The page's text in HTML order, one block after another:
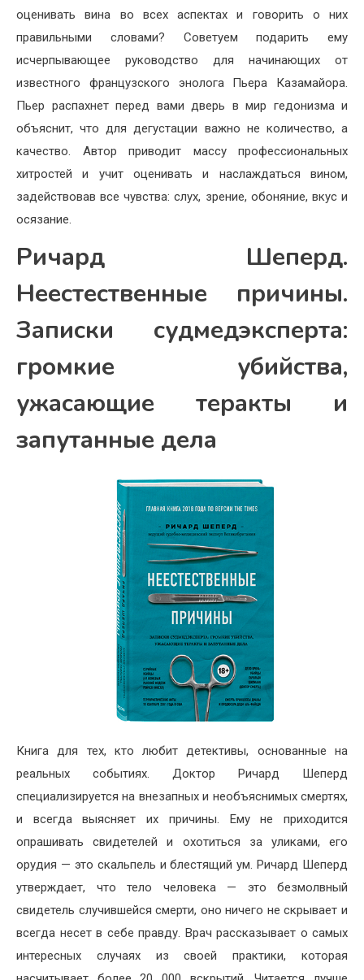
оценивать вина во всех аспектах и говорить о них
правильными словами? Советуем подарить ему
исчерпывающее руководство для начинающих от
известного французского энолога Пьера Казамайора.
Пьер распахнет перед вами дверь в мир гедонизма и
объяснит, что для дегустации важно не количество, а
качество. Автор приводит массу профессиональных
хитростей и учит оценивать и наслаждаться вином,
задействовав все чувства: слух, зрение, обоняние, вкус и
осязание.
Ричард Шеперд.
Неестественные причины.
Записки судмедэксперта:
громкие убийства,
ужасающие теракты и
запутанные дела
Книга для тех, кто любит детективы, основанные на
реальных событиях. Доктор Ричард Шеперд
специализируется на внезапных и необъяснимых смертях,
и всегда выясняет их причины. Ему не приходится
опрашивать свидетелей и охотиться за уликами, его
орудия — это скальпель и блестящий ум. Ричард Шеперд
утверждает, что тело человека — это безмолвный
свидетель случившейся смерти, оно ничего не скрывает и
всегда несет в себе правду. Врач рассказывает о самых
интересных случаях из своей практики, которая